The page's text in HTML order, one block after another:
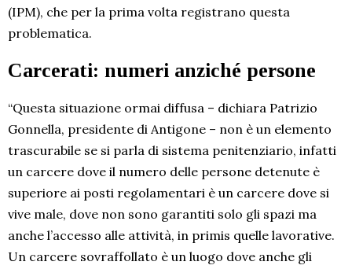
(IPM), che per la prima volta registrano questa
problematica.
Carcerati: numeri anziché persone
“Questa situazione ormai diffusa – dichiara Patrizio
Gonnella, presidente di Antigone – non è un elemento
trascurabile se si parla di sistema penitenziario, infatti
un carcere dove il numero delle persone detenute è
superiore ai posti regolamentari è un carcere dove si
vive male, dove non sono garantiti solo gli spazi ma
anche l’accesso alle attività, in primis quelle lavorative.
Un carcere sovraffollato è un luogo dove anche gli